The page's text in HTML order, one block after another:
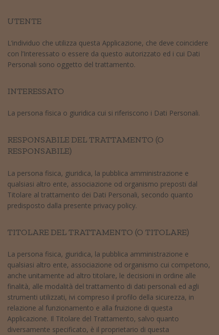
UTENTE
L’individuo che utilizza questa Applicazione, che deve coincidere
con l’Interessato o essere da questo autorizzato ed i cui Dati
Personali sono oggetto del trattamento.
INTERESSATO
La persona fisica o giuridica cui si riferiscono i Dati Personali.
RESPONSABILE DEL TRATTAMENTO (O
RESPONSABILE)
La persona fisica, giuridica, la pubblica amministrazione e
qualsiasi altro ente, associazione od organismo preposti dal
Titolare al trattamento dei Dati Personali, secondo quanto
predisposto dalla presente privacy policy.
TITOLARE DEL TRATTAMENTO (O TITOLARE)
La persona fisica, giuridica, la pubblica amministrazione e
qualsiasi altro ente, associazione od organismo cui competono,
anche unitamente ad altro titolare, le decisioni in ordine alle
finalità, alle modalità del trattamento di dati personali ed agli
strumenti utilizzati, ivi compreso il profilo della sicurezza, in
relazione al funzionamento e alla fruizione di questa
Applicazione. Il Titolare del Trattamento, salvo quanto
diversamente specificato, è il proprietario di questa